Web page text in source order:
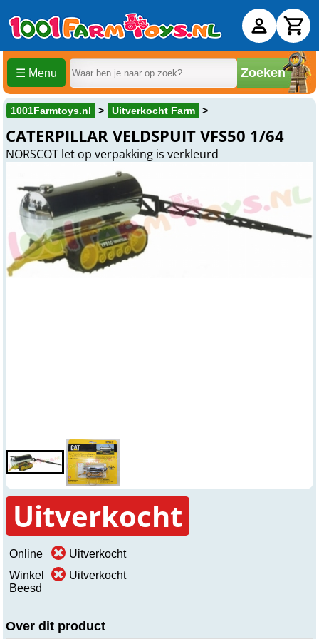
☰ Menu Zoeken
1001Farmtoys.nl Uitverkocht Farm
CATERPILLAR VELDSPUIT VFS50 1/64
NORSCOT let op verpakking is verkleurd
Uitverkocht
Online
Uitverkocht
Winkel
Beesd
Uitverkocht
Over dit product